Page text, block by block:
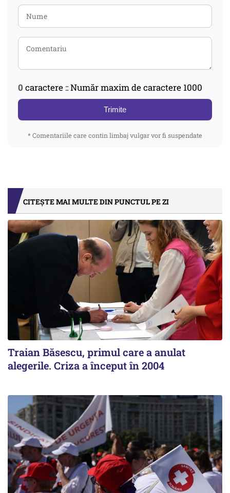
0 caractere :: Număr maxim de caractere 1000
Trimite
* Comentariile care contin limbaj vulgar vor fi suspendate
CITEȘTE MAI MULTE DIN PUNCTUL PE ZI
Traian Băsescu, primul care a anulat
alegerile. Criza a început în 2004